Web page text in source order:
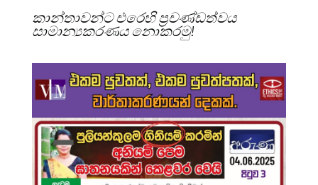
කාන්තාවන්ට එරෙහි ප්‍රචණ්ඩත්වය
සාමාන්‍යකරණය නොකරමු!